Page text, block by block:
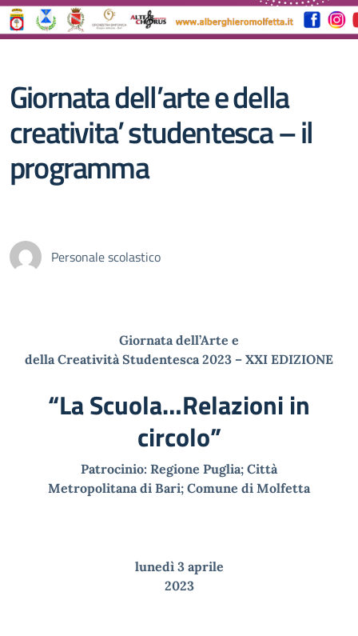
Giornata dell’arte e della
creativita’ studentesca – il
programma
Personale scolastico
Giornata dell’Arte e
della Creatività Studentesca 2023 – XXI EDIZIONE
“La Scuola…Relazioni in
circolo”
Patrocinio: Regione Puglia; Città
Metropolitana di Bari; Comune di Molfetta
lunedì 3 aprile
2023